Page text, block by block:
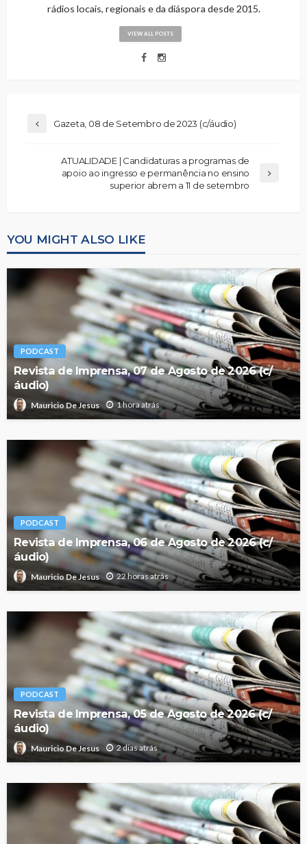
rádios locais, regionais e da diáspora desde 2015.
VIEW ALL POSTS
Gazeta, 08 de Setembro de 2023 (c/áudio)
ATUALIDADE | Candidaturas a programas de
apoio ao ingresso e permanência no ensino
superior abrem a 11 de setembro
YOU MIGHT ALSO LIKE
PODCAST
Revista de Imprensa, 07 de Agosto de 2026 (c/
áudio)
Mauricio De Jesus 1 hora atrás
PODCAST
Revista de Imprensa, 06 de Agosto de 2026 (c/
áudio)
Mauricio De Jesus 22 horas atrás
PODCAST
Revista de Imprensa, 05 de Agosto de 2026 (c/
áudio)
Mauricio De Jesus 2 dias atrás